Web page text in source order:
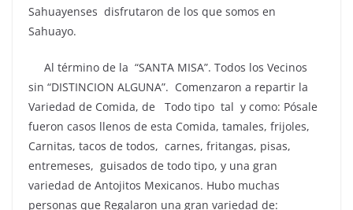
Sahuayenses disfrutaron de los que somos en
Sahuayo.
Al término de la “SANTA MISA”. Todos los Vecinos
sin “DISTINCION ALGUNA”. Comenzaron a repartir la
Variedad de Comida, de Todo tipo tal y como: Pósale
fueron casos llenos de esta Comida, tamales, frijoles,
Carnitas, tacos de todos, carnes, fritangas, pisas,
entremeses, guisados de todo tipo, y una gran
variedad de Antojitos Mexicanos. Hubo muchas
personas que Regalaron una gran variedad de: